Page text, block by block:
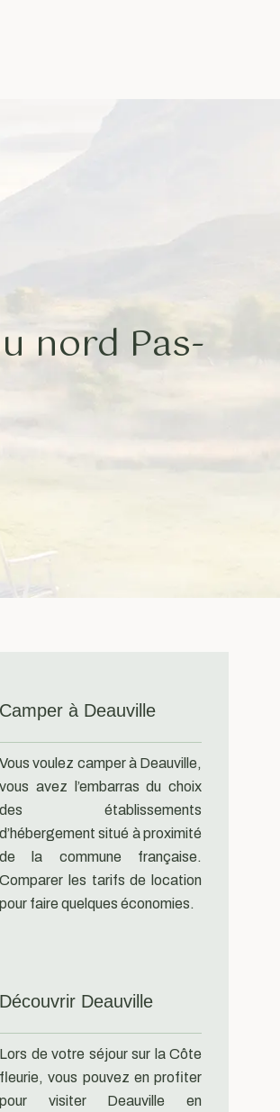
nord Pas-
Camper à Deauville
Vous voulez camper à Deauville,
vous avez l’embarras du choix
des établissements
d’hébergement situé à proximité
de la commune française.
Comparer les tarifs de location
pour faire quelques économies.
Découvrir Deauville
Lors de votre séjour sur la Côte
fleurie, vous pouvez en profiter
pour visiter Deauville en